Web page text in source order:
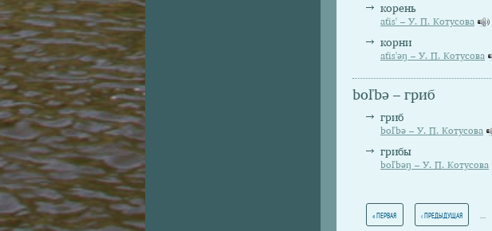
корень
aťis' – У. П. Котусова
корни
aťis'əŋ – У. П. Котусова
boľbə – гриб
гриб
boľbə – У. П. Котусова
грибы
boľbəŋ – У. П. Котусова
Страницы
« ПЕРВАЯ ‹ ПРЕДЫДУЩАЯ …